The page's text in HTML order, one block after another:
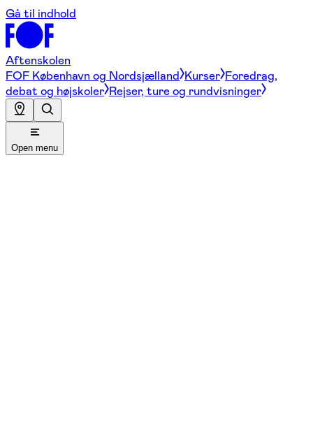
Gå til indhold
Aftenskolen
FOF København og Nordsjælland Kurser Foredrag,
debat og højskoler Rejser, ture og rundvisninger
Open menu